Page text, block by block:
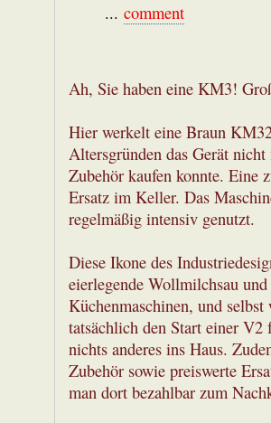
... comment
Ah, Sie haben eine KM3!
Hier werkelt eine Braun
Altersgründen das Gerät
Zubehör kaufen konnte. Eine
Ersatz im Keller. Das
regelmäßig intensiv genutzt.
Diese Ikone des
eierlegende Wollmilchsau
Küchenmaschinen, und
tatsächlich den Start einer
nichts anderes ins Haus.
Zubehör sowie preiswerte
man dort bezahlbar zum